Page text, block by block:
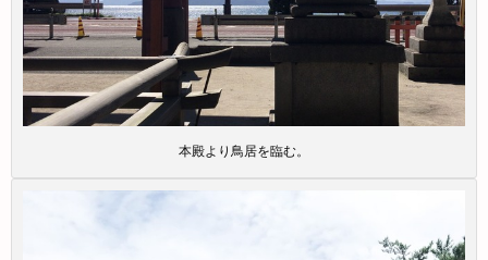
本殿より鳥居を臨む。